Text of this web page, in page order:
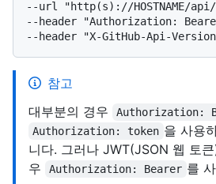
--url "http(s)://HOSTNAME/
--header "Authorization: Bearer
참고
대부분의 경우
Authorization:
Authorization: token 을 사용
니다. 그러나 JWT(JSON 웹 토
우
Authorization: Bearer 를